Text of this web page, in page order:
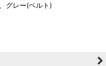
グレー(ベルト)